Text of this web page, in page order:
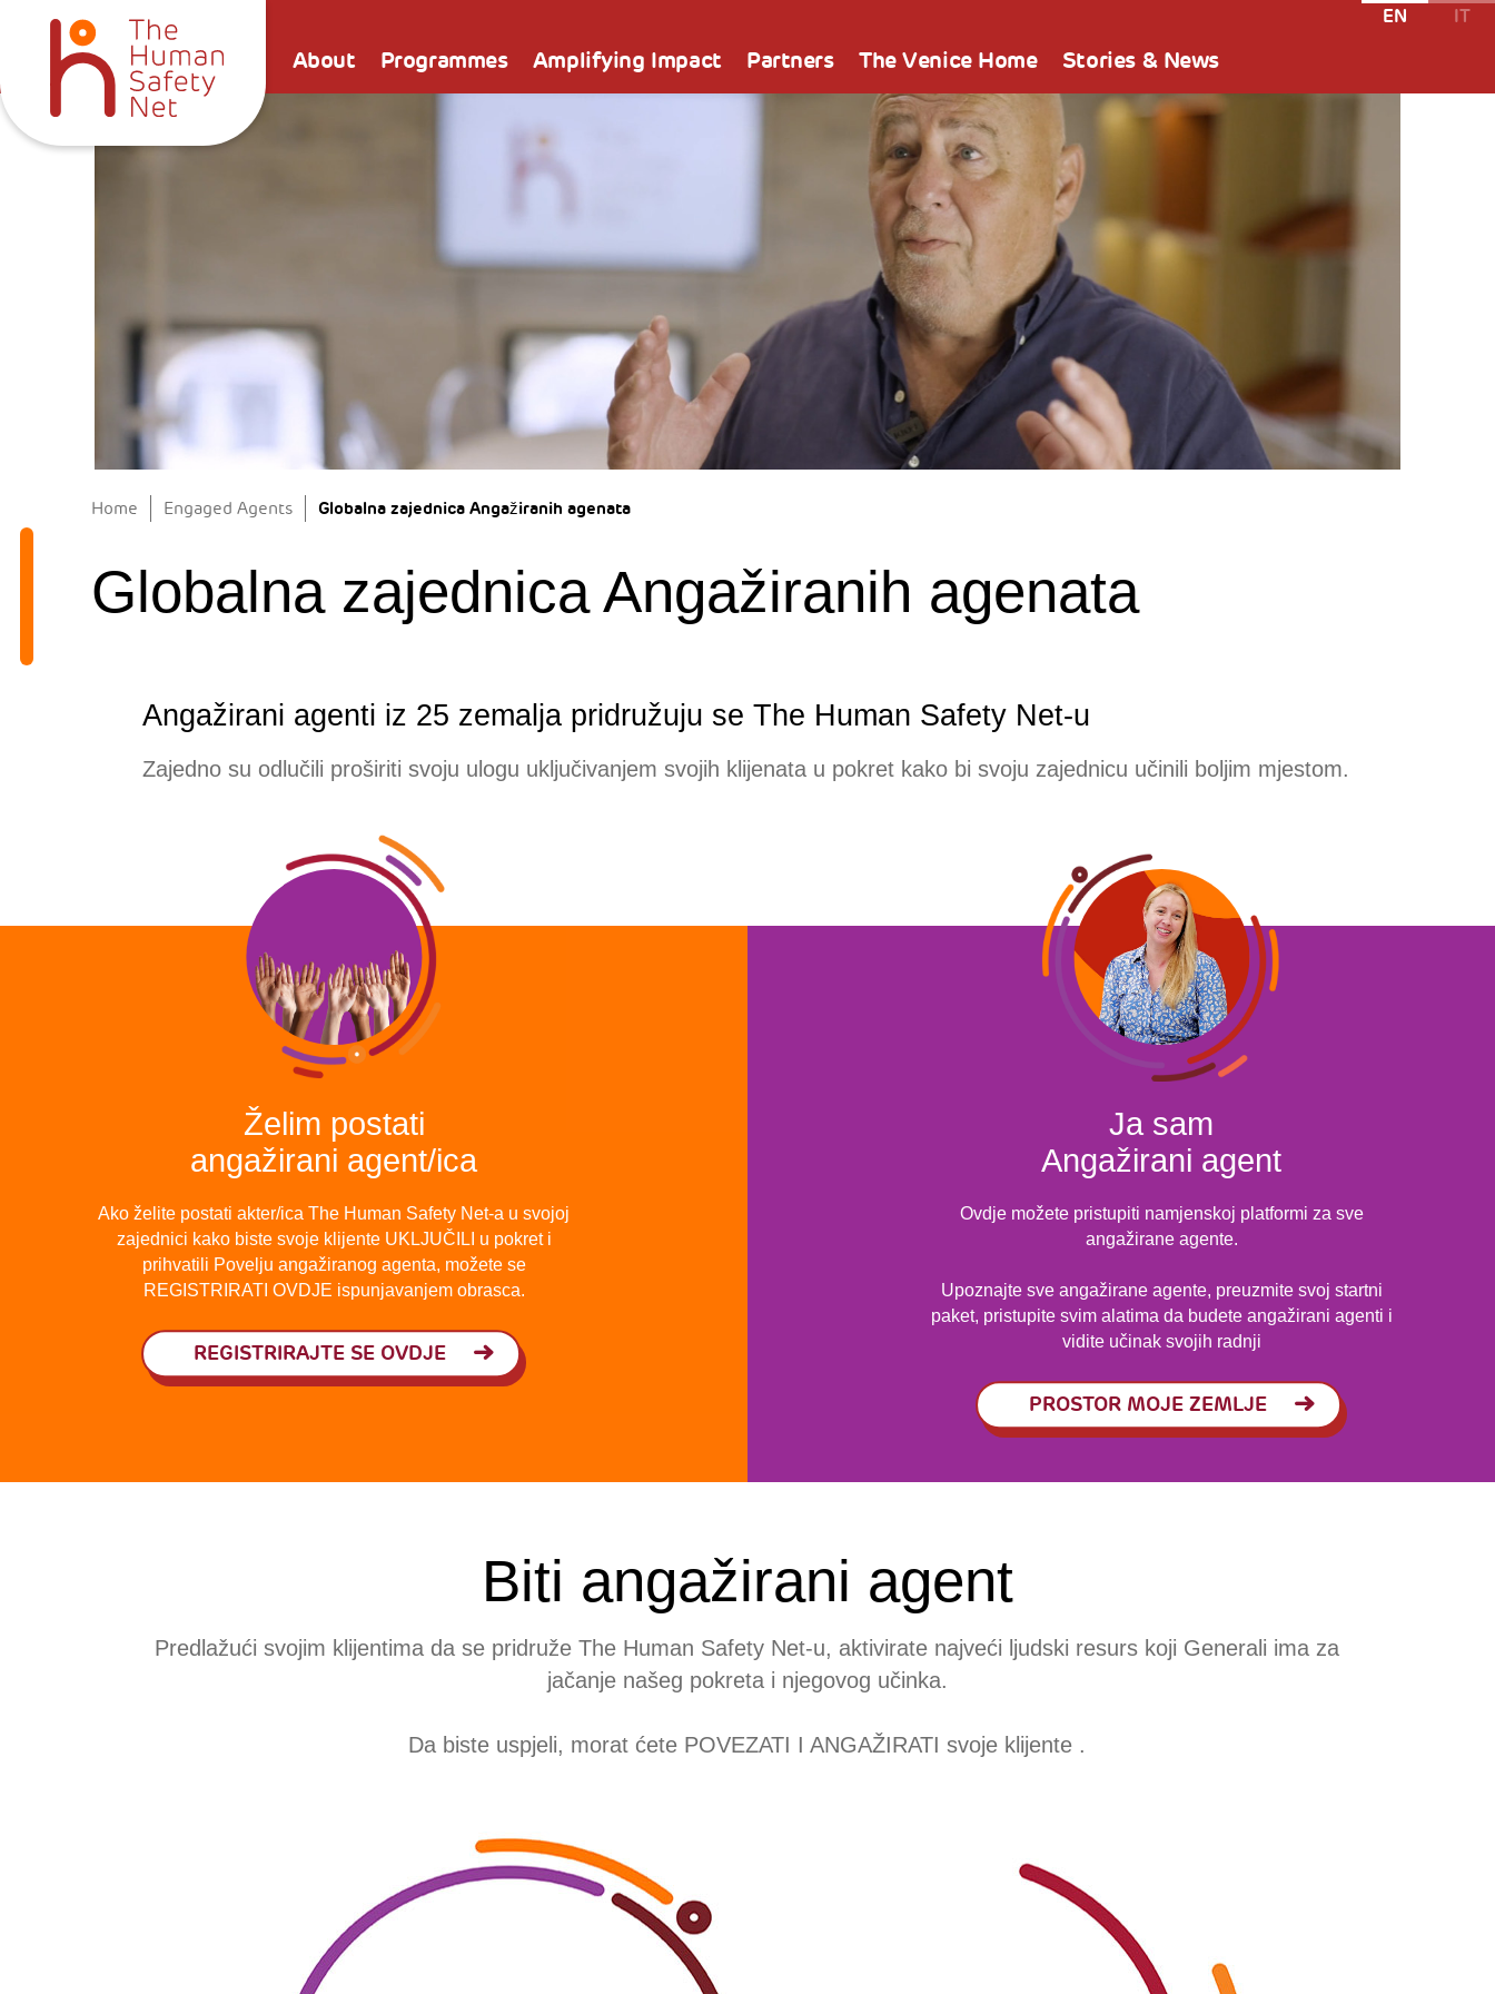
About Programmes Amplifying Impact Partners The Venice Home Stories & News
EN IT
Home Engaged Agents Globalna zajednica Angažiranih agenata
Globalna zajednica Angažiranih agenata
Angažirani agenti iz 25 zemalja pridružuju se The Human Safety Net-u
Zajedno su odlučili proširiti svoju ulogu uključivanjem svojih klijenata u pokret kako bi svoju zajednicu učinili boljim mjestom.
Želim postati
angažirani agent/ica
Ako želite postati akter/ica The Human Safety Net-a u svojoj
zajednici kako biste svoje klijente UKLJUČILI u pokret i
prihvatili Povelju angažiranog agenta, možete se
REGISTRIRATI OVDJE ispunjavanjem obrasca.
REGISTRIRAJTE SE OVDJE
Ja sam
Angažirani agent
Ovdje možete pristupiti namjenskoj platformi za sve
angažirane agente.
Upoznajte sve angažirane agente, preuzmite svoj startni
paket, pristupite svim alatima da budete angažirani agenti i
vidite učinak svojih radnji
PROSTOR MOJE ZEMLJE
Biti angažirani agent
Predlažući svojim klijentima da se pridruže The Human Safety Net-u, aktivirate najveći ljudski resurs koji Generali ima za
jačanje našeg pokreta i njegovog učinka.
Da biste uspjeli, morat ćete POVEZATI I ANGAŽIRATI svoje klijente .